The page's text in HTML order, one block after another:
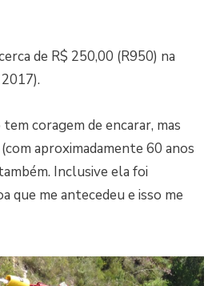
de R$ 250,00 (R950) na
coragem de encarar, mas
aproximadamente 60 anos
Inclusive ela foi
que me antecedeu e isso me